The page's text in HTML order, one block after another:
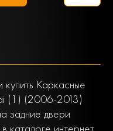
Каркасные
(1) (2006-2013)
задние двери